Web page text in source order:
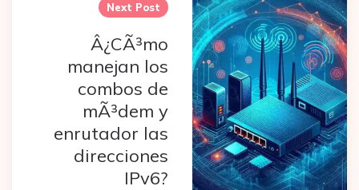
Next Post
Â¿CÃ³mo
manejan los
combos de
mÃ³dem y
enrutador las
direcciones
IPv6?